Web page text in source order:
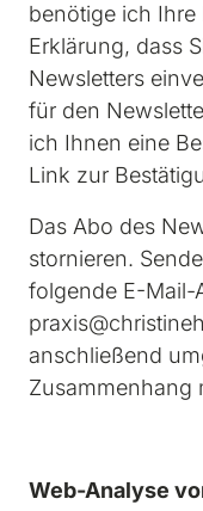
benötige ich
Erklärung, dass
Newsletters
für den
ich Ihnen eine
Link zur
Das Abo des
stornieren.
folgende E-Mail-
anschließend
Zusammenhang
Web-Analyse